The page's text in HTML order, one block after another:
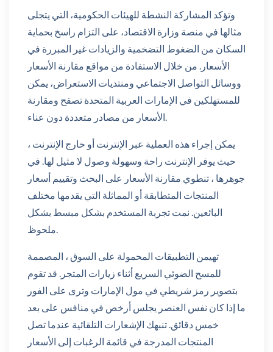
وتؤكد المشاركة النشطة للهيئات الحكومية، التي يتجلى
مثالها في منصة وزارة الاقتصاد، على التزام راسخ بحماية
السكان من الضغوط التضخمية والزيادات غير المبررة في
الأسعار. من خلال الاستفادة من مواقع مقارنة الأسعار
ووسائل التواصل الاجتماعي ومنتديات الاستعراض، يمكن
للمستهلكين في الإمارات العربية المتحدة تصفح ومقارنة
الأسعار من مصادر متعددة دون عناء.
يمكن إجراء هذه العملية عبر الإنترنت أو خارج الإنترنت ،
حيث يوفر الإنترنت راحة وسهولة وصول لا مثيل لها. في
جوهرها ، تنطوي مقارنة الأسعار على البحث وتقييم أسعار
المنتجات المتطابقة أو المماثلة التي يقدمها مختلف
البائعين. نمت تجربة المستخدم بشكل مبسط بشكل
ملحوظ.
تهيمن التطبيقات المحمولة على السوق ، المصممة
للمسح الضوئي السريع أثناء زيارات المتجر. قد تقوم
بتصوير رمز شريطي في مول الإمارات وترى على الفور
ما إذا كان نفس العنصر يجلس أرخص في منافس على بعد
خمس دقائق. تنبهك الإشعارات التلقائية عندما تصل
المنتجات المدرجة في قائمة الرغبات إلى الأسعار